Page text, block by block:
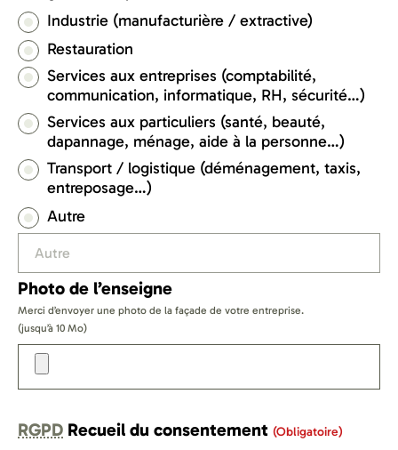
Industrie (manufacturière / extractive)
Restauration
Services aux entreprises (comptabilité,
communication, informatique, RH, sécurité…)
Services aux particuliers (santé, beauté,
dapannage, ménage, aide à la personne…)
Transport / logistique (déménagement, taxis,
entreposage…)
Autre
Photo de l’enseigne
Merci d’envoyer une photo de la façade de votre entreprise.
(jusqu’à 10 Mo)
RGPD Recueil du consentement (obligatoire)